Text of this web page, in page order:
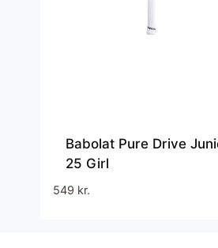
Babolat Pure Drive
25 Girl
549 kr.